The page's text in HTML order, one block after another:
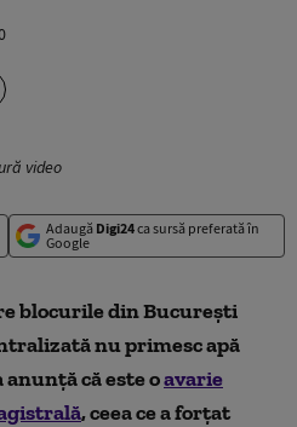
video
Adaugă Digi24ca sursă preferată în
Google
blocurile din București
nu primesc apă
că este oavarie
, ceea ce a forțat